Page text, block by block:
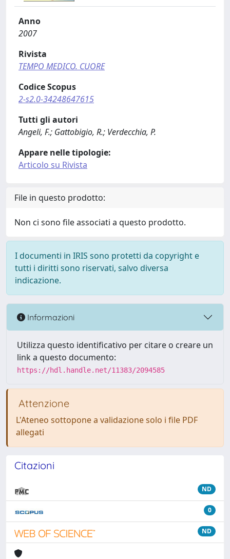
Anno
2007
Rivista
TEMPO MEDICO. CUORE
Codice Scopus
2-s2.0-34248647615
Tutti gli autori
Angeli, F.; Gattobigio, R.; Verdecchia, P.
Appare nelle tipologie:
Articolo su Rivista
File in questo prodotto:
Non ci sono file associati a questo prodotto.
I documenti in IRIS sono protetti da copyright e
tutti i diritti sono riservati, salvo diversa
indicazione.
Informazioni
Utilizza questo identificativo per citare o creare un
link a questo documento:
https://hdl.handle.net/11383/2094585
Attenzione
L'Ateneo sottopone a validazione solo i file PDF
allegati
Citazioni
ND
0
ND